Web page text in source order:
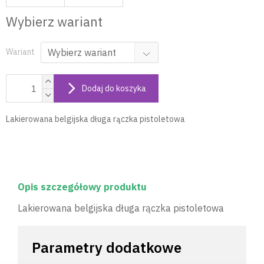
Wybierz wariant
Wariant
Dodaj do koszyka
Lakierowana belgijska długa rączka pistoletowa
Opis szczegółowy produktu
Lakierowana belgijska długa rączka pistoletowa
Parametry dodatkowe